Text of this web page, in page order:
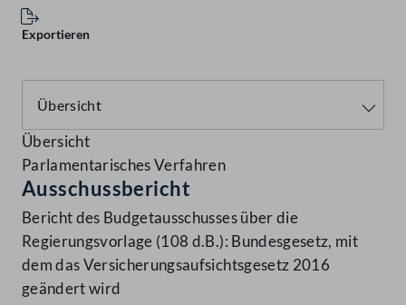
Exportieren
Übersicht
Parlamentarisches Verfahren
Ausschussbericht
Bericht des Budgetausschusses über die
Regierungsvorlage (108 d.B.): Bundesgesetz, mit
dem das Versicherungsaufsichtsgesetz 2016
geändert wird